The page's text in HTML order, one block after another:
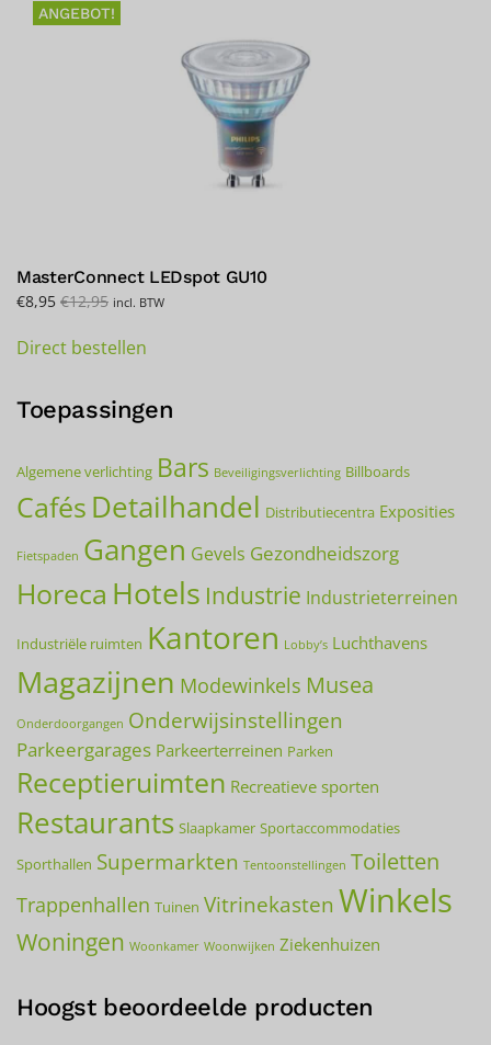
ANGEBOT!
MasterConnect LEDspot GU10
€8,95 €12,95 incl. BTW
Direct bestellen
Toepassingen
Algemene verlichting Bars Beveiligingsverlichting Billboards
Cafés Detailhandel Distributiecentra Exposities
Fietspaden Gangen Gevels Gezondheidszorg
Horeca Hotels Industrie Industrieterreinen
Industriële ruimten Kantoren Lobby’s Luchthavens
Magazijnen Modewinkels Musea
Onderdoorgangen Onderwijsinstellingen
Parkeergarages Parkeerterreinen Parken
Receptieruimten Recreatieve sporten
Restaurants Slaapkamer Sportaccommodaties
Sporthallen Supermarkten Tentoonstellingen Toiletten
Trappenhallen Tuinen Vitrinekasten Winkels
Woningen Woonkamer Woonwijken Ziekenhuizen
Hoogst beoordeelde producten